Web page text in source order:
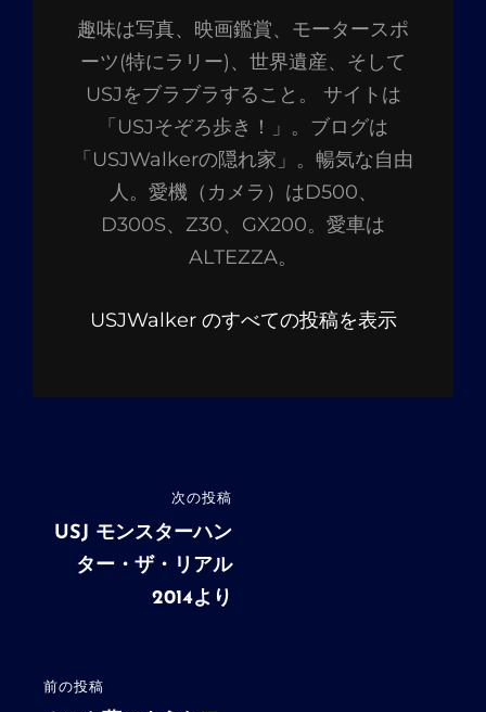
者:
趣味は写真、映画鑑賞、モータースポ
ーツ(特にラリー)、世界遺産、そして
USJをブラブラすること。 サイトは
「USJそぞろ歩き！」。ブログは
「USJWalkerの隠れ家」。暢気な自由
人。愛機（カメラ）はD500、
D300S、Z30、GX200。愛車は
ALTEZZA。
USJWalker のすべての投稿を表示
稿
ー
前
前の投稿
の
次の投稿
USJ モンスターハン
ター・ザ・リアル
2014より